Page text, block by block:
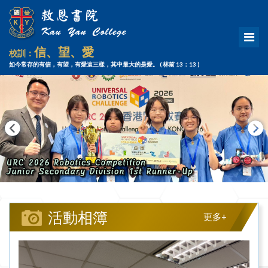
校訓：信、望、愛
如今常存的有信，有望，有愛這三樣，其中最大的是愛。 ( 林前 13：13 )
活動相簿 更多+